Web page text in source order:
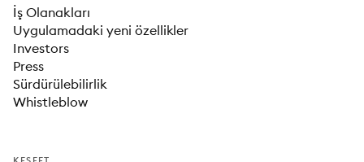
İş Olanakları
Uygulamadaki yeni özellikler
Investors
Press
Sürdürülebilirlik
Whistleblow